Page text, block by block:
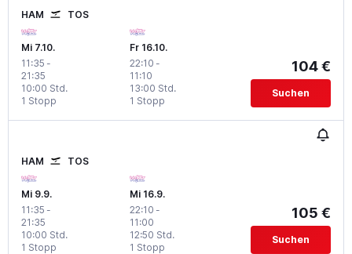
HAM TOS
Mi 7.10.
11:35 -
21:35
1 Stopp
10:00 Std.
Fr 16.10.
22:10 -
11:10
1 Stopp
13:00 Std.
104 €
Suchen
HAM TOS
Mi 9.9.
11:35 -
21:35
1 Stopp
10:00 Std.
Mi 16.9.
22:10 -
11:00
1 Stopp
12:50 Std.
105 €
Suchen